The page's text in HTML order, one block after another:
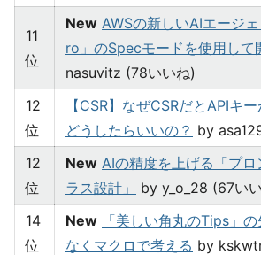
11
位
New AWSの新しいAIエージ
ro」のSpecモードを使用して
nasuvitz (78いいね)
12
位
【CSR】なぜCSRだとAPIキ
どうしたらいいの？ by
12
位
New AIの精度を上げる「プロ
ラス設計」
by y_o_28 (67い
14
位
New
「美しい角丸のTips」
なくマクロで考える by